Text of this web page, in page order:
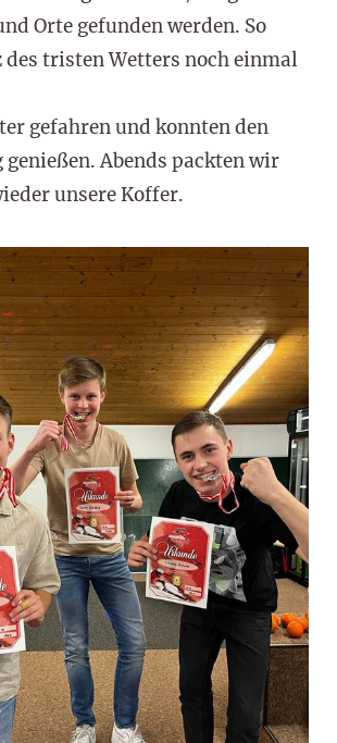
Orte gefunden werden. So
tristen Wetters noch einmal
gefahren und konnten den
Abends packten wir
unsere Koffer.